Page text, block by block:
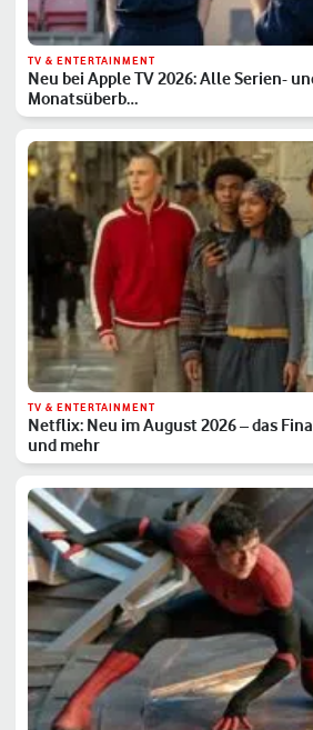
TV & ENTERTAINMENT
Neu bei Apple TV 2026: Alle Serien-
Monatsüberb…
TV & ENTERTAINMENT
Netflix: Neu im August 2026 – das
und mehr